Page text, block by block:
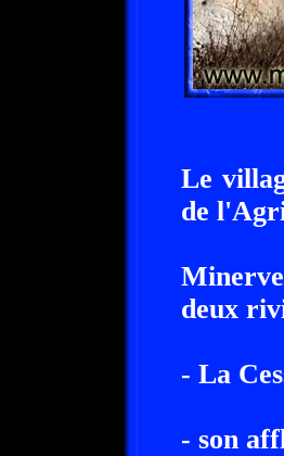
Le
de
deux
- La
- son